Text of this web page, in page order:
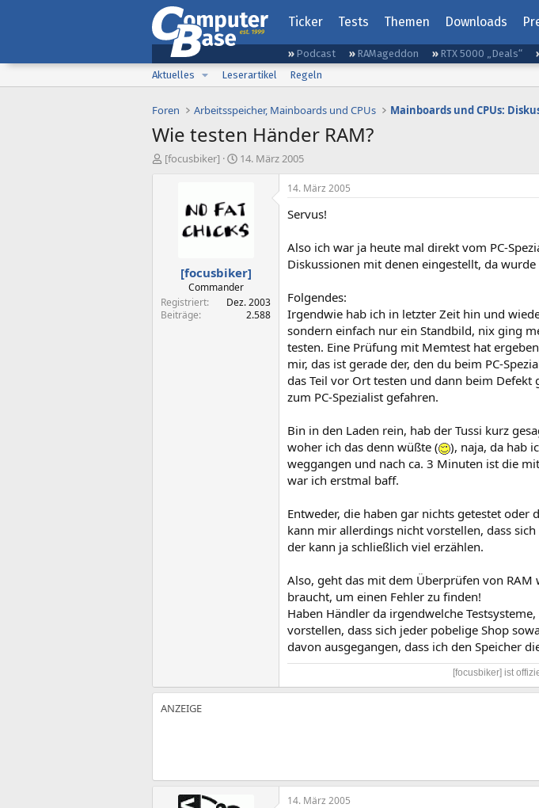
Ticker Tests Themen Downloads
Podcast RAMageddon RTX 5000 „Deals“
Aktuelles
Leserartikel Regeln
Foren Arbeitsspeicher, Mainboards und CPUs Mainboards und CPUs:
Wie testen Händer RAM?
E
[focusbiker]
E
t
e
l
a
m
14. März 2005
[focusbiker]
Commander
Registriert
Dez. 2003
Beiträge
2.588
14. März 2005
Servus!
Also ich war ja heute mal direkt vom PC-
Diskussionen mit denen eingestellt, da
Folgendes:
Irgendwie hab ich in letzter Zeit hin und
sondern einfach nur ein Standbild, nix ging
testen. Eine Prüfung mit Memtest hat
mir, das ist gerade der, den du beim PC-
das Teil vor Ort testen und dann beim
zum PC-Spezialist gefahren.
Bin in den Laden rein, hab der Tussi kurz
woher ich das denn wüßte (
), naja, da hab
weggangen und nach ca. 3 Minuten ist die
war ich erstmal baff.
Entweder, die haben gar nichts getestet oder
kann mir allerdings nicht vorstellen, dass
der kann ja schließlich viel erzählen.
Also, geht das mit dem Überprüfen von
braucht, um einen Fehler zu finden!
Haben Händler da irgendwelche
vorstellen, dass sich jeder pobelige Shop
davon ausgegangen, dass ich den Speicher
[focusbiker] ist
14. März 2005